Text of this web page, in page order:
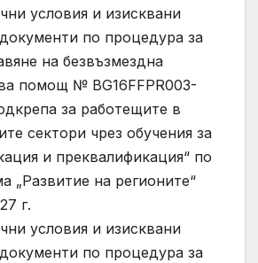
условия и изисквани
по процедура за
на безвъзмездна
помощ № BG16FFPR003-
за работещите в
сектори чрез обучения за
и преквалификация“ по
„Развитие на регионите“
г.
условия и изисквани
по процедура за